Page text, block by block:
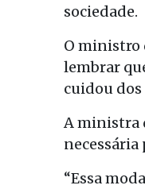
sociedade.
O ministro
lembrar
cuidou dos
A ministra
necessária
“Essa